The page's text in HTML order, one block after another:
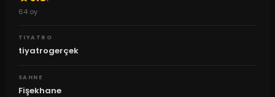
64oy
TIYATRO
tiyatrogerçek
SAHNE
Fişekhane